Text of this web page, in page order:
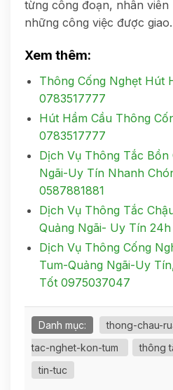
từng công đoạn, nhân
những công việc được giao.
Xem thêm:
Thông Cống Nghẹt Hút
0783517777
Hút Hầm Cầu Thông
0783517777
Dịch Vụ Thông Tắc Bồn
Ngãi-Uy Tín Nhanh
0587881881
Dịch Vụ Thông Tắc
Quảng Ngãi- Uy Tín
Dịch Vụ Thông Cống
Tum-Quảng Ngãi-Uy
Tốt 0975037047
Danh mục: thong-chau-
tac-nghet-kon-tum
thông
tin-tuc